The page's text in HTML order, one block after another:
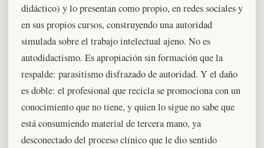
didáctico) y lo presentan como propio, en redes sociales y
en sus propios cursos, construyendo una autoridad
simulada sobre el trabajo intelectual ajeno. No es
autodidactismo. Es apropiación sin formación que la
respalde: parasitismo disfrazado de autoridad. Y el daño
es doble: el profesional que recicla se promociona con un
conocimiento que no tiene, y quien lo sigue no sabe que
está consumiendo material de tercera mano, ya
desconectado del proceso clínico que le dio sentido